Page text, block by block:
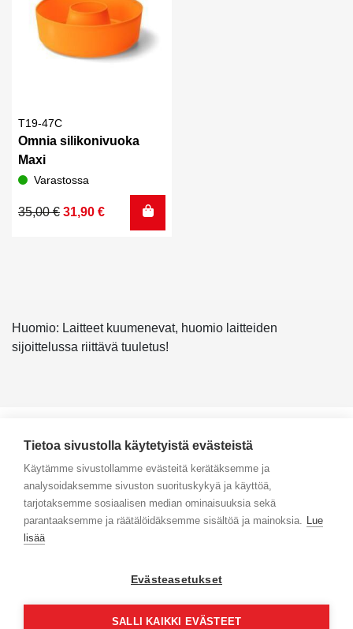
T19-47C
Omnia silikonivuoka
Maxi
Varastossa
35,00€
Alkuperäinen
31,90 €
Nykyinen
Huomio: Laitteet kuumenevat, huomio laitteiden
sijoittelussa riittävä tuuletus!
Yhteystiedot
Selaa tuotteita
Maksa turvallisesti
Tietoa sivustolla käytetyistä evästeistä
Käytämme sivustollamme evästeitä kerätäksemme ja
analysoidaksemme sivuston suorituskykyä ja käyttöä,
tarjotaksemme sosiaalisen median ominaisuuksia sekä
parantaaksemme ja räätälöidäksemme sisältöä ja mainoksia. Lue
lisää
Evästeasetukset
SALLI KAIKKI EVÄSTEET